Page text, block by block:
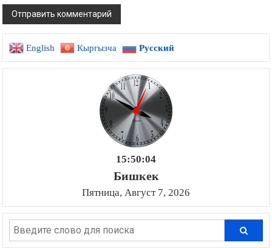
English Кыргызча Русский
15:50:05
Бишкек
Пятница, Август 7, 2026